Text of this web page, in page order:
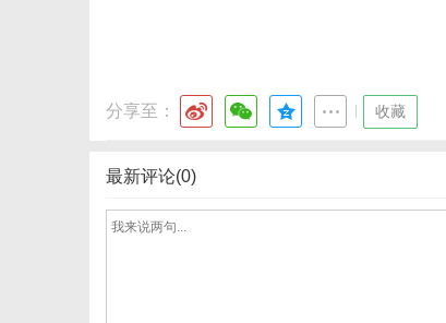
分享至： 收藏
最新评论(0)